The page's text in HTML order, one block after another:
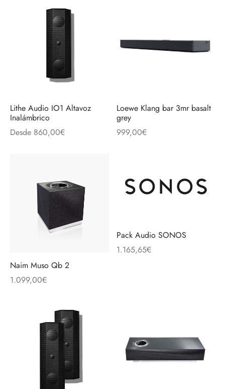
Lithe Audio IO1 Altavoz
Inalámbrico
Desde 860,00€
Loewe Klang bar 3mr basalt
grey
999,00€
Naim Muso Qb 2
1.099,00€
Pack Audio SONOS
1.165,65€